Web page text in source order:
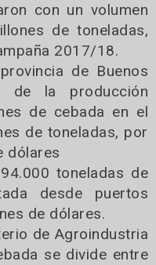
con un volumen
de toneladas,
2017/18.
de Buenos
de la producción
de cebada en el
de toneladas, por
dólares
toneladas de
desde puertos
de dólares.
de Agroindustria
se divide entre